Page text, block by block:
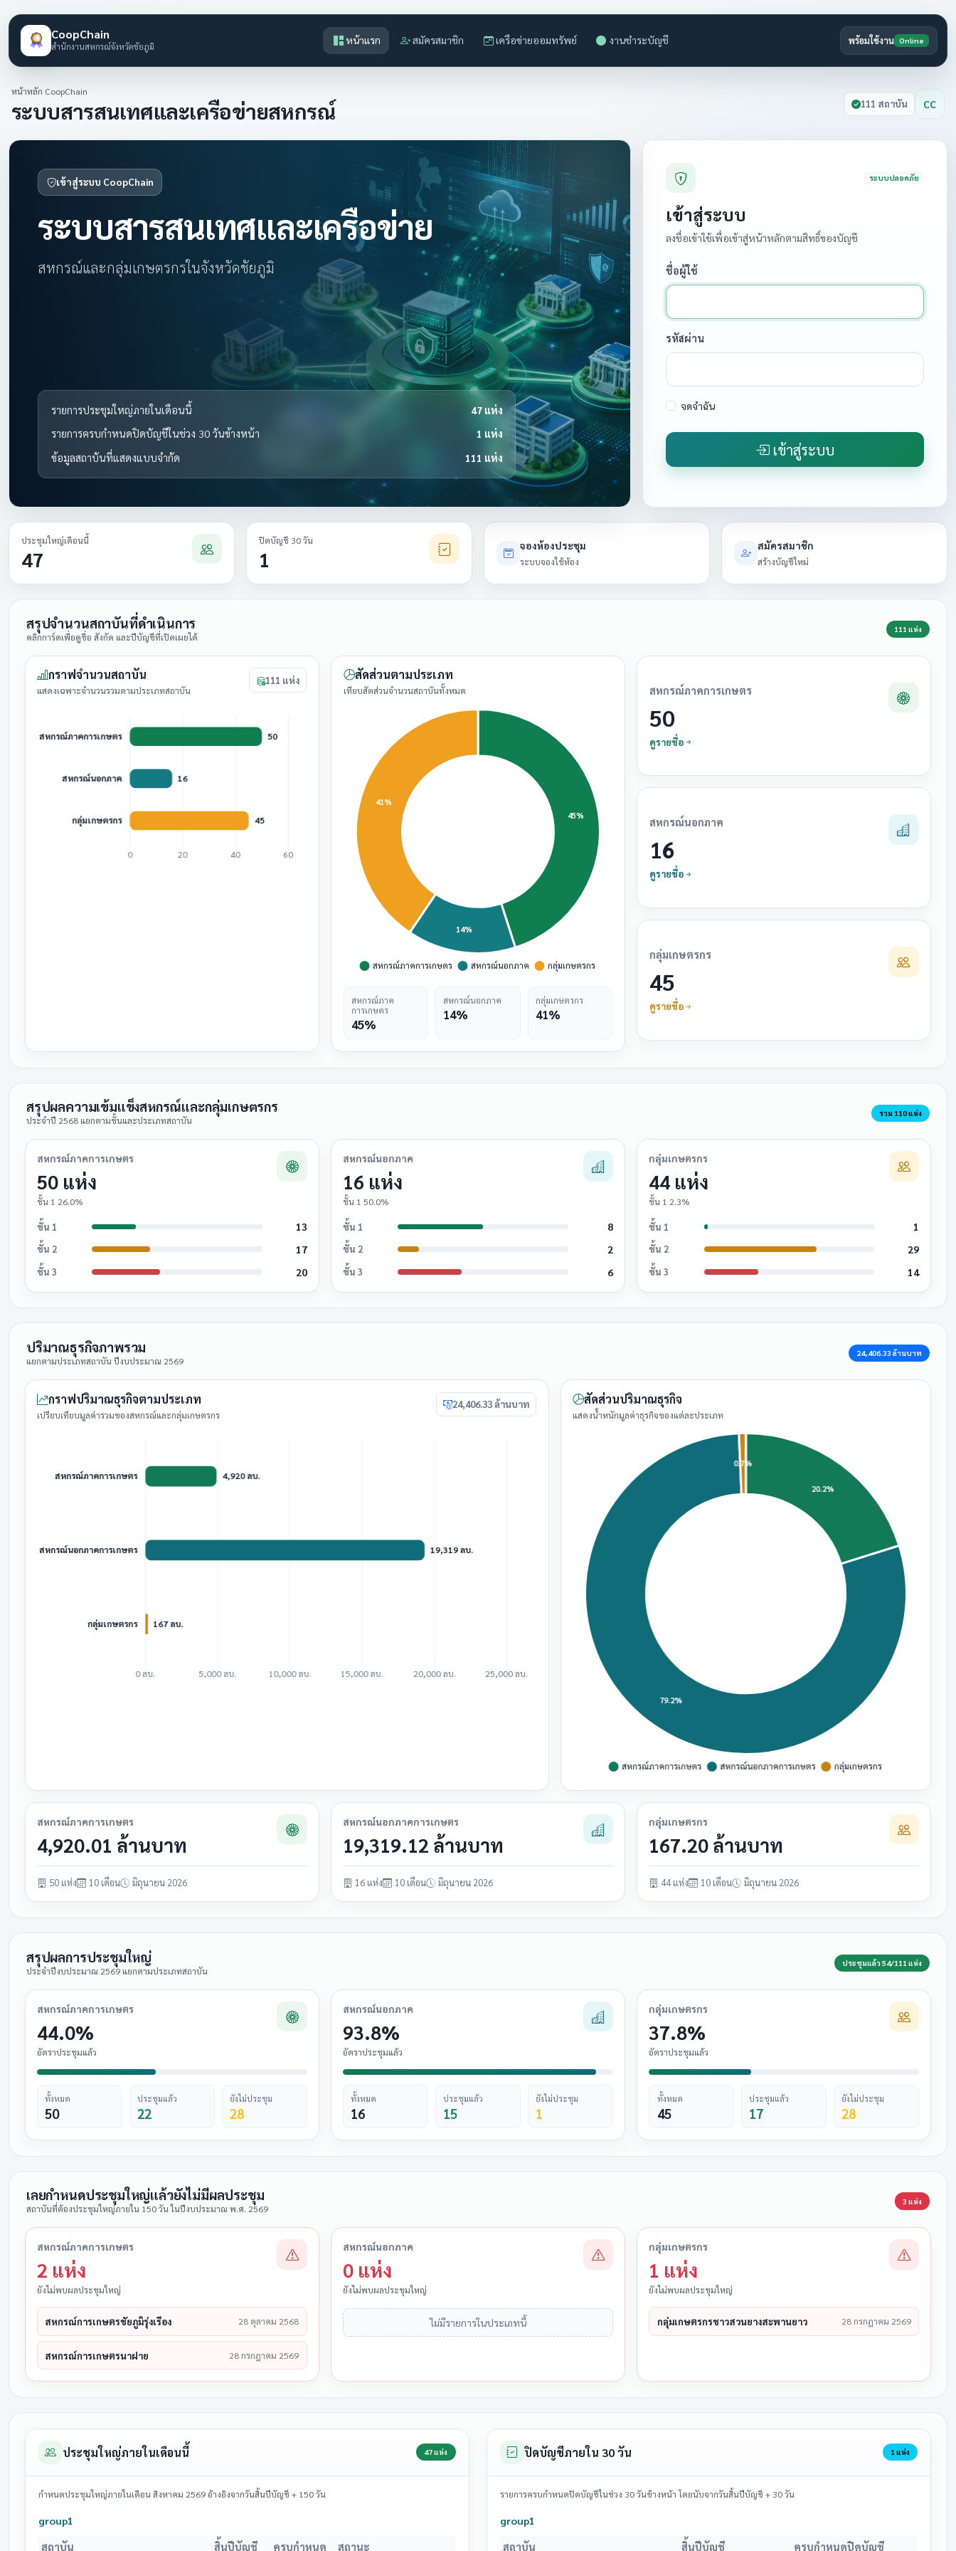
CoopChain
สำนักงานสหกรณ์จังหวัดชัยภูมิ
หน้าแรก สมัครสมาชิก เครือข่ายออมทรัพย์ งานชำระบัญชี พร้อมใช้งาน Online
หน้าหลัก CoopChain
ระบบสารสนเทศและเครือข่ายสหกรณ์ 111 สถาบัน CC
ระบบปลอดภัย
เข้าสู่ระบบ
ลงชื่อเข้าใช้เพื่อเข้าสู่หน้าหลักตามสิทธิ์ของบัญชี
ชื่อผู้ใช้
รหัสผ่าน
จดจำฉัน
เข้าสู่ระบบ
เข้าสู่ระบบ CoopChain
ระบบสารสนเทศและเครือข่าย
สหกรณ์และกลุ่มเกษตรกรในจังหวัดชัยภูมิ
รายการประชุมใหญ่ภายในเดือนนี้
47 แห่ง
รายการครบกำหนดปิดบัญชีในช่วง 30 วันข้างหน้า
1 แห่ง
ข้อมูลสถาบันที่แสดงแบบจำกัด
111 แห่ง
ประชุมใหญ่เดือนนี้
47
ปิดบัญชี 30 วัน
1
จองห้องประชุม
ระบบจองใช้ห้อง
สมัครสมาชิก
สร้างบัญชีใหม่
สรุปจำนวนสถาบันที่ดำเนินการ
คลิกการ์ดเพื่อดูชื่อ สังกัด และปีบัญชีที่เปิดเผยได้
111 แห่ง
กราฟจำนวนสถาบัน
แสดงเฉพาะจำนวนรวมตามประเภทสถาบัน
111 แห่ง สัดส่วนตามประเภท
เทียบสัดส่วนจำนวนสถาบันทั้งหมด
สหกรณ์ภาค
การเกษตร
45%
สหกรณ์นอกภาค
14%
กลุ่มเกษตรกร
41%
สหกรณ์ภาคการเกษตร
50
ดูรายชื่อ
สหกรณ์นอกภาค
16
ดูรายชื่อ
กลุ่มเกษตรกร
45
ดูรายชื่อ
สรุปผลความเข้มแข็งสหกรณ์และกลุ่มเกษตรกร
ประจำปี 2568 แยกตามชั้นและประเภทสถาบัน
รวม 110 แห่ง
สหกรณ์ภาคการเกษตร
50 แห่ง
ชั้น 1 26.0%
ชั้น 1 13
ชั้น 2 17
ชั้น 3 20
สหกรณ์นอกภาค
16 แห่ง
ชั้น 1 50.0%
ชั้น 1 8
ชั้น 2 2
ชั้น 3 6
กลุ่มเกษตรกร
44 แห่ง
ชั้น 1 2.3%
ชั้น 1 1
ชั้น 2 29
ชั้น 3 14
ปริมาณธุรกิจภาพรวม
แยกตามประเภทสถาบัน ปีงบประมาณ 2569
24,406.33 ล้านบาท
กราฟปริมาณธุรกิจตามประเภท
เปรียบเทียบมูลค่ารวมของสหกรณ์และกลุ่มเกษตรกร
24,406.33 ล้านบาท สัดส่วนปริมาณธุรกิจ
แสดงน้ำหนักมูลค่าธุรกิจของแต่ละประเภท
สหกรณ์ภาคการเกษตร
4,920.01 ล้านบาท
50 แห่ง 10 เดือน มิถุนายน 2026
สหกรณ์นอกภาคการเกษตร
19,319.12 ล้านบาท
16 แห่ง 10 เดือน มิถุนายน 2026
กลุ่มเกษตรกร
167.20 ล้านบาท
44 แห่ง 10 เดือน มิถุนายน 2026
สรุปผลการประชุมใหญ่
ประจำปีงบประมาณ 2569 แยกตามประเภทสถาบัน
ประชุมแล้ว 54/111 แห่ง
สหกรณ์ภาคการเกษตร
44.0%
อัตราประชุมแล้ว
ทั้งหมด
50
ประชุมแล้ว
22
ยังไม่ประชุม
28
สหกรณ์นอกภาค
93.8%
อัตราประชุมแล้ว
ทั้งหมด
16
ประชุมแล้ว
15
ยังไม่ประชุม
1
กลุ่มเกษตรกร
37.8%
อัตราประชุมแล้ว
ทั้งหมด
45
ประชุมแล้ว
17
ยังไม่ประชุม
28
เลยกำหนดประชุมใหญ่แล้วยังไม่มีผลประชุม
สถาบันที่ต้องประชุมใหญ่ภายใน 150 วัน ในปีงบประมาณ พ.ศ. 2569
3 แห่ง
สหกรณ์ภาคการเกษตร
2 แห่ง
ยังไม่พบผลประชุมใหญ่
สหกรณ์การเกษตรชัยภูมิรุ่งเรือง 28 ตุลาคม 2568
สหกรณ์การเกษตรนาฝาย 28 กรกฎาคม 2569
สหกรณ์นอกภาค
0 แห่ง
ยังไม่พบผลประชุมใหญ่
ไม่มีรายการในประเภทนี้
กลุ่มเกษตรกร
1 แห่ง
ยังไม่พบผลประชุมใหญ่
กลุ่มเกษตรกรชาวสวนยางสะพานยาว 28 กรกฎาคม 2569
ประชุมใหญ่ภายในเดือนนี้ 47 แห่ง
กำหนดประชุมใหญ่ภายในเดือน สิงหาคม 2569 อ้างอิงจากวันสิ้นปีบัญชี + 150 วัน
group1
สถาบัน สิ้นปีบัญชี ครบกำหนด สถานะ
ปิดบัญชีภายใน 30 วัน 1 แห่ง
รายการครบกำหนดปิดบัญชีในช่วง 30 วันข้างหน้า โดยนับจากวันสิ้นปีบัญชี + 30 วัน
group1
สถาบัน สิ้นปีบัญชี ครบกำหนดปิดบัญชี